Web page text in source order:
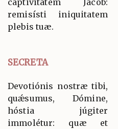
remisísti iniquitatem
plebis tuæ.
SECRETA
Devotiónis nostræ tibi,
quǽsumus, Dómine,
hóstia júgiter
immolétur: quæ et